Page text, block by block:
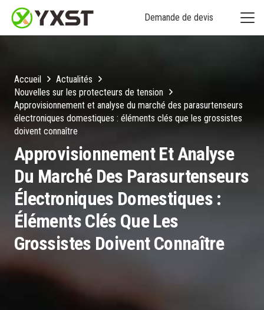
Demande de devis
Accueil
Actualités
Nouvelles sur les protecteurs de tension
Approvisionnement et analyse du marché des parasurtenseurs
électroniques domestiques : éléments clés que les grossistes
doivent connaître
Approvisionnement Et Analyse
Du Marché Des Parasurtenseurs
Électroniques Domestiques :
Éléments Clés Que Les
Grossistes Doivent Connaître